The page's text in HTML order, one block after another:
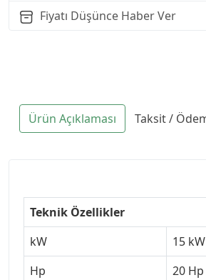
Fiyatı Düşünce Haber Ver
Ürün Açıklaması Taksit /
Teknik Özellikler
kW
15 kW
Hp
20 Hp